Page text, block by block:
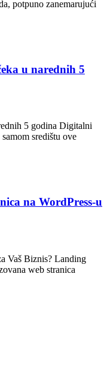
potpuno zanemarujući
u narednih 5
5 godina Digitalni
središtu ove
na WordPress-u
Vaš Biznis? Landing
web stranica